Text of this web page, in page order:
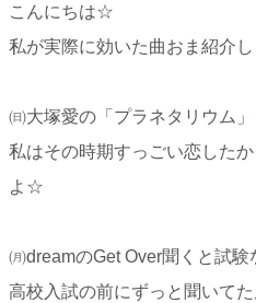
こんにちは☆
私が実際に効いた曲おま紹介し
㈰大塚愛の「プラネタリウム
私はその時期すっごい恋した
よ☆
㈪dreamのGet Over聞くと試験
高校入試の前にずっと聞いて